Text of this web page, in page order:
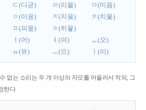
ㄷ(디귿) ㄹ(리을)
ㅁ(미음)
ㅇ(이응) ㅈ(지읒)
ㅊ(치읓)
ㅍ(피읖)
ㅎ(히읗)
ㅓ(어) ㅕ(여)
ㅗ(오)
ㅠ(유) ㅡ(으) ㅣ(이)
없는 소리는 두 개 이상의 자모를 어울러서 적되, 그
한다.